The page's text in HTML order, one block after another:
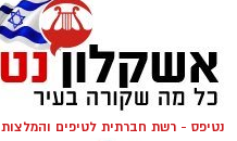
נטיפס - רשת חברתית לטיפים והמלצות